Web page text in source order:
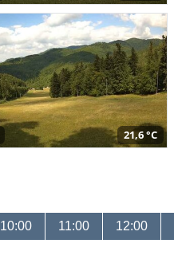
21,6 °C
10:00 11:00 12:00